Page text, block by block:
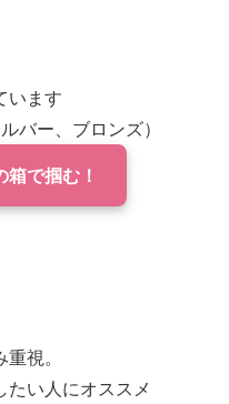
います
バー、ブロンズ）
で掴む！
視。
たい人にオススメ